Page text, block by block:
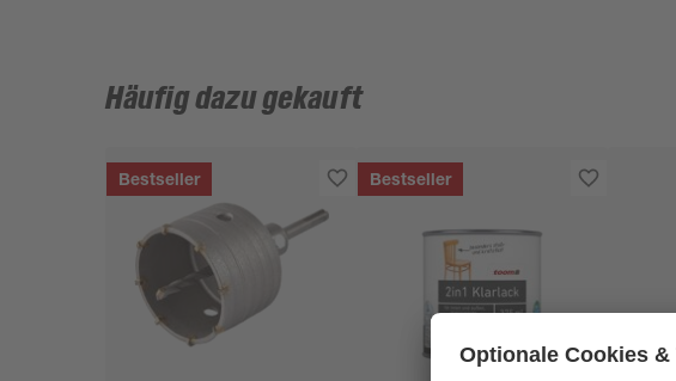
Häufig dazu gekauft
Bestseller Bestseller